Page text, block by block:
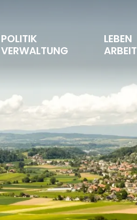
POLITIK
VERWALTUNG
LEBEN